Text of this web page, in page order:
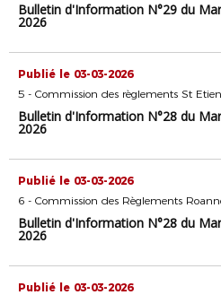
Bulletin d'Information N°29 du
2026
Publié le 03-03-2026
5 - Commission des règlements St
Bulletin d'Information N°28 du
2026
Publié le 03-03-2026
6 - Commission des Règlements
Bulletin d'Information N°28 du
2026
Publié le 03-03-2026